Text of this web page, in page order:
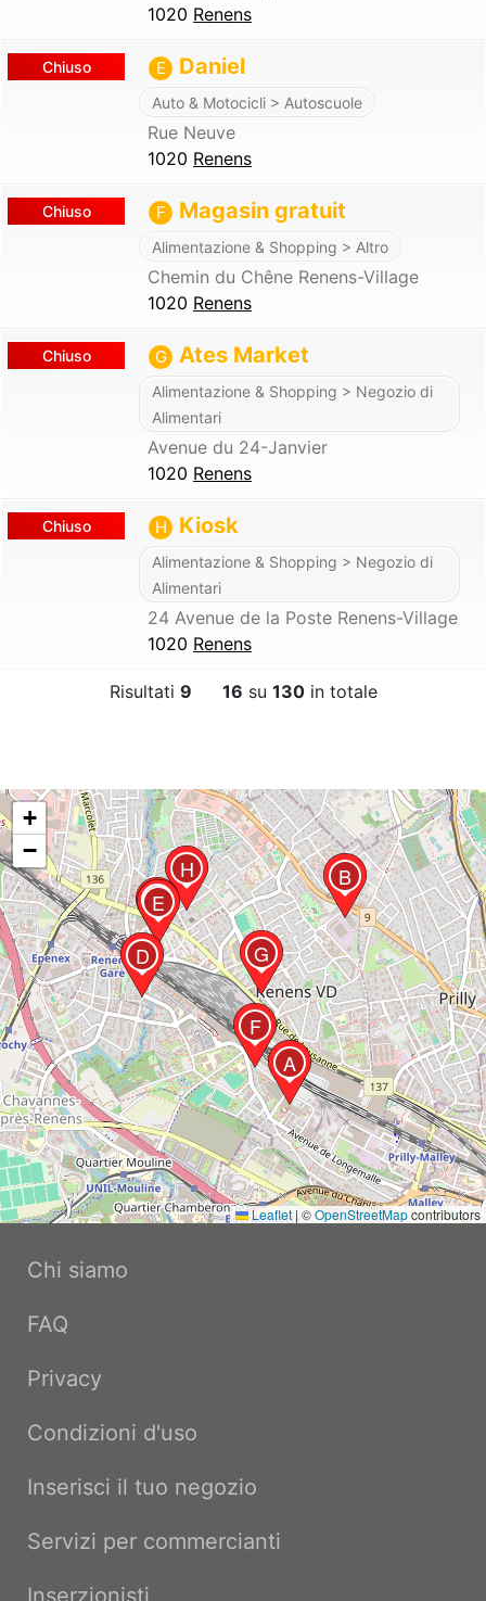
1020 Renens
Chiuso E Daniel
Auto & Motocicli > Autoscuole
Rue Neuve
1020 Renens
Chiuso F Magasin gratuit
Alimentazione & Shopping > Altro
Chemin du Chêne Renens-Village
1020 Renens
Chiuso G Ates Market
Alimentazione & Shopping > Negozio di
Alimentari
Avenue du 24-Janvier
1020 Renens
Chiuso H Kiosk
Alimentazione & Shopping > Negozio di
Alimentari
24 Avenue de la Poste Renens-Village
1020 Renens
Risultati 9 16 su 130in totale
A
B
C
D
E
F
G
H
+
−
Leaflet|©OpenStreetMapcontributors
Chi siamo
FAQ
Privacy
Condizioni d'uso
Inserisci il tuo negozio
Servizi per commercianti
Inserzionisti